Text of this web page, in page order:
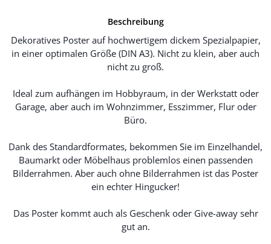
Beschreibung
Dekoratives Poster auf hochwertigem dickem Spezialpapier,
in einer optimalen Größe (DIN A3). Nicht zu klein, aber auch
nicht zu groß.
Ideal zum aufhängen im Hobbyraum, in der Werkstatt oder
Garage, aber auch im Wohnzimmer, Esszimmer, Flur oder
Büro.
Dank des Standardformates, bekommen Sie im Einzelhandel,
Baumarkt oder Möbelhaus problemlos einen passenden
Bilderrahmen. Aber auch ohne Bilderrahmen ist das Poster
ein echter Hingucker!
Das Poster kommt auch als Geschenk oder Give-away sehr
gut an.